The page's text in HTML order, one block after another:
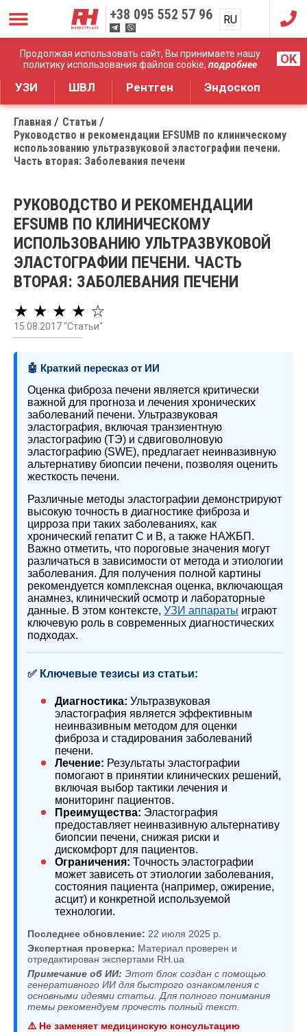
Продолжая использовать сайт, Вы принимаете нашу
политику использования файлов cookie, подробнее OK
+38 095 552 57 96 RU
UA
Дистрибуция медицинского оборудования
УЗИ ШВЛ Рентген Эндоскоп
Главная
Статьи
Руководство и рекомендации EFSUMB по клиническому
использованию ультразвуковой эластографии печени.
Часть вторая: Заболевания печени
РУКОВОДСТВО И РЕКОМЕНДАЦИИ
EFSUMB ПО КЛИНИЧЕСКОМУ
ИСПОЛЬЗОВАНИЮ УЛЬТРАЗВУКОВОЙ
ЭЛАСТОГРАФИИ ПЕЧЕНИ. ЧАСТЬ
ВТОРАЯ: ЗАБОЛЕВАНИЯ ПЕЧЕНИ
★ ★ ★ ★ ☆
15.08.2017 "Статьи"
🤖 Краткий пересказ от ИИ
Оценка фиброза печени является критически
важной для прогноза и лечения хронических
заболеваний печени. Ультразвуковая
эластография, включая транзиентную
эластографию (ТЭ) и сдвиговолновую
эластографию (SWE), предлагает неинвазивную
альтернативу биопсии печени, позволяя оценить
жесткость печени.
Различные методы эластографии демонстрируют
высокую точность в диагностике фиброза и
цирроза при таких заболеваниях, как
хронический гепатит C и B, а также НАЖБП.
Важно отметить, что пороговые значения могут
различаться в зависимости от метода и этиологии
заболевания. Для получения полной картины
рекомендуется комплексная оценка, включающая
анамнез, клинический осмотр и лабораторные
данные. В этом контексте, УЗИ аппараты играют
ключевую роль в современных диагностических
подходах.
✅ Ключевые тезисы из статьи:
Диагностика: Ультразвуковая
эластография является эффективным
неинвазивным методом для оценки
фиброза и стадирования заболеваний
печени.
Лечение: Результаты эластографии
помогают в принятии клинических решений,
включая выбор тактики лечения и
мониторинг пациентов.
Преимущества: Эластография
предоставляет неинвазивную альтернативу
биопсии печени, снижая риски и
дискомфорт для пациентов.
Ограничения: Точность эластографии
может зависеть от этиологии заболевания,
состояния пациента (например, ожирение,
асцит) и конкретной используемой
технологии.
Последнее обновление: 22 июля 2025 р.
Экспертная проверка: Материал проверен и
отредактирован экспертами RH.ua
Примечание об ИИ: Этот блок создан с помощью
генеративного ИИ для быстрого ознакомления с
основными идеями статьи. Для полного понимания
темы рекомендуем прочесть полный текст.
⚠️ Не заменяет медицинскую консультацию